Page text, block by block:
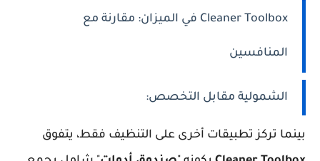
Cleaner Toolbox في الميزان: مقارنة مع
المنافسين
الشمولية مقابل التخصص:
بينما تركز تطبيقات أخرى على التنظيف فقط، يتفوق